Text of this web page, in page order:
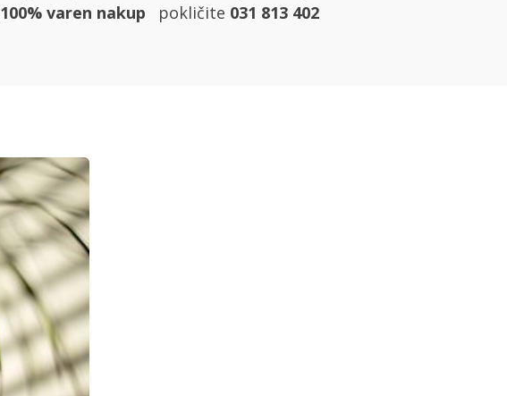
100% varen nakup
pokličite 031 813 402